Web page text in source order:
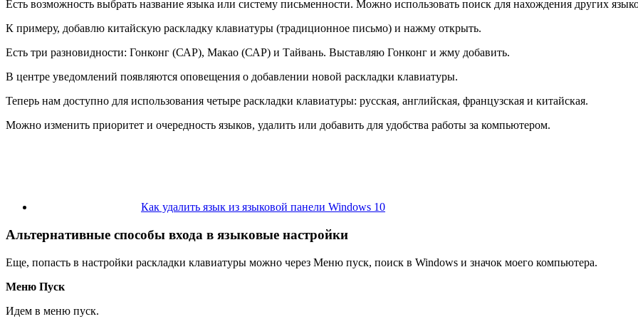
Есть возможность выбрать название языка или систему письменности. Можно использовать поиск для нахождения других
К примеру, добавлю китайскую раскладку клавиатуры (традиционное письмо) и нажму открыть.
Есть три разновидности: Гонконг (САР), Макао (САР) и Тайвань. Выставляю Гонконг и жму добавить.
В центре уведомлений появляются оповещения о добавлении новой раскладки клавиатуры.
Теперь нам доступно для использования четыре раскладки клавиатуры: русская, английская, французская и китайская.
Можно изменить приоритет и очередность языков, удалить или добавить для удобства работы за компьютером.
Как удалить язык из языковой панели Windows 10
Альтернативные способы входа в языковые настройки
Еще, попасть в настройки раскладки клавиатуры можно через Меню пуск, поиск в Windows и значок моего компьютера.
Меню Пуск
Идем в меню пуск.